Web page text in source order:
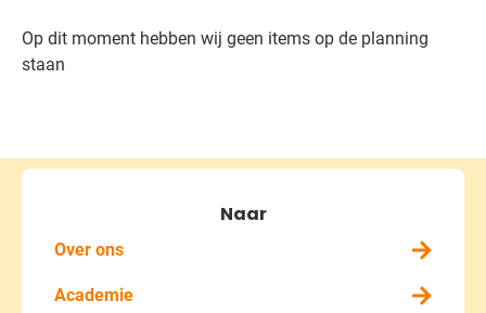
Op dit moment hebben wij geen items op de planning
staan
Naar
Over ons
Academie